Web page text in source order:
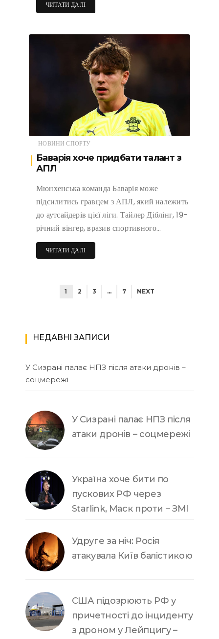
ЧИТАТИ ДАЛІ
НОВИНИ СПОРТУ
Баварія хоче придбати талант з
АПЛ
Мюнхенська команда Баварія може
підсилитись гравцем з АПЛ, який належить
до аутсайдерів цієї ліги. Тайлер Діблінг, 19-
річний вінгер, вразив спортивного…
ЧИТАТИ ДАЛІ
1 2 3 … 7 NEXT
НЕДАВНІ ЗАПИСИ
У Сизрані палає НПЗ після атаки дронів –
соцмережі
У Сизрані палає НПЗ після
атаки дронів – соцмережі
Україна хоче бити по
пускових РФ через
Starlink, Маск проти – ЗМІ
Удруге за ніч: Росія
атакувала Київ балістикою
США підозрюють РФ у
причетності до інциденту
з дроном у Лейпцигу –